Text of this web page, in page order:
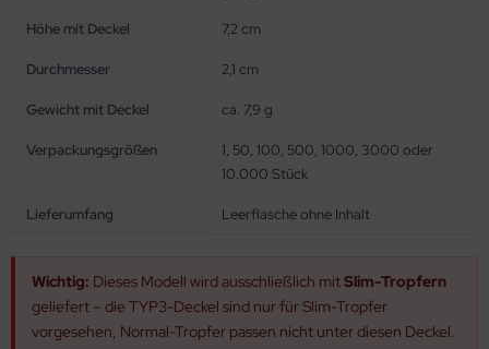
Höhe mit Deckel 7,2 cm
Durchmesser 2,1 cm
Gewicht mit Deckel ca. 7,9 g
Verpackungsgrößen
1, 50, 100, 500, 1000, 3000 oder
10.000 Stück
Lieferumfang Leerflasche ohne Inhalt
Wichtig: Dieses Modell wird ausschließlich mitSlim-Tropfern
geliefert – die TYP3-Deckel sind nur für Slim-Tropfer
vorgesehen, Normal-Tropfer passen nicht unter diesen Deckel.